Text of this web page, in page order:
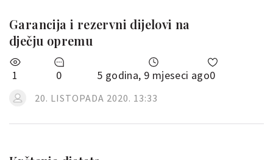
Garancija i rezervni dijelovi na
dječju opremu
1 0 5 godina, 9 mjeseci ago0
20. LISTOPADA 2020. 13:33